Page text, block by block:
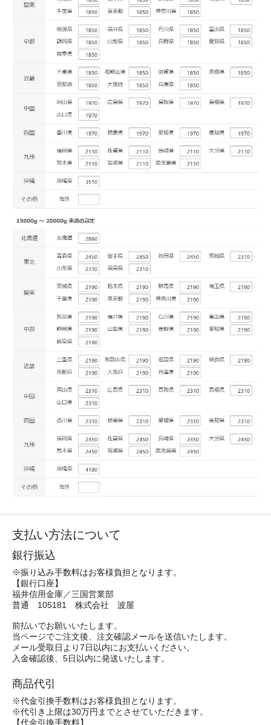
支払い方法について
銀行振込
※振り込み手数料はお客様負担となります。
【銀行口座】
福井信用金庫／三国営業部
普通 105181 株式会社 波屋
前払いでお願いいたします。
当ページでご注文後、注文確認メールを送信いたします。
メール受取日より7日以内にお支払いください。
入金確認後、5日以内に発送いたします。
商品代引
※代金引換手数料はお客様負担となります。
※代引き上限は30万円までとさせていただきます。
【代金引換手数料】